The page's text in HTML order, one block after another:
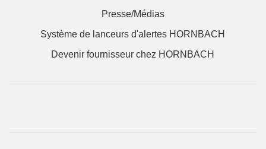
Presse/Médias
Système de lanceurs d'alertes HORNBACH
Devenir fournisseur chez HORNBACH